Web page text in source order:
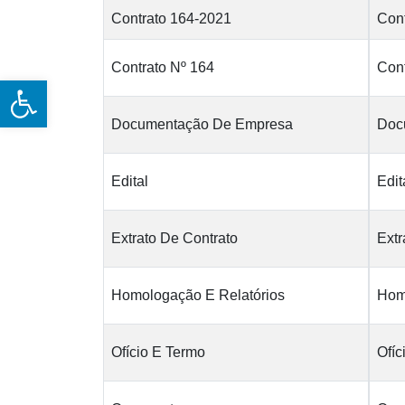
Open toolbar
Contrato 164-2021
Contrato Nº 164
Documentação De Empresa
Edital
Extrato De Contrato
Homologação E Relatórios
Ofício E Termo